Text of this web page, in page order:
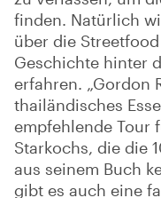
finden. Natürlich
über die
Geschichte hinter
erfahren. „Gordon
thailändisches
empfehlende Tour
Starkochs, die die
aus seinem Buch
gibt es auch eine